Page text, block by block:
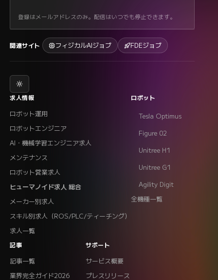
登録はメールアドレスのみ。配信はいつでも停止できます。
関連サイト フィジカルAIジョブ FDEジョブ
求人情報
ロボット運用
ロボットエンジニア
AI・機械学習エンジニア求人
メンテナンス
ロボット営業求人
ヒューマノイド求人 総合
メーカー別求人
スキル別求人（ROS/PLC/ティーチング）
求人一覧
ロボット
Tesla Optimus
Figure 02
Unitree H1
Unitree G1
Agility Digit
全機種一覧
記事
記事一覧
業界完全ガイド2026
サポート
サービス概要
プレスリリース